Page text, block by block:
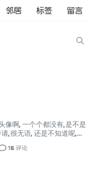
邻居 标签 留言
像啊, 一个个都没有,是不是
,很无语, 还是不知道呢,再
rec...
16 评论